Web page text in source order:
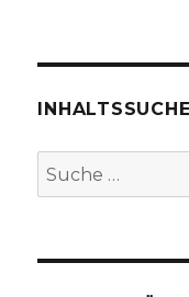
von
INHALTSSUCHE
Suche
nach: